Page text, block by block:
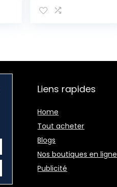
Liens rapides
Home
Tout acheter
Blogs
Nos boutiques en ligne
Publicité